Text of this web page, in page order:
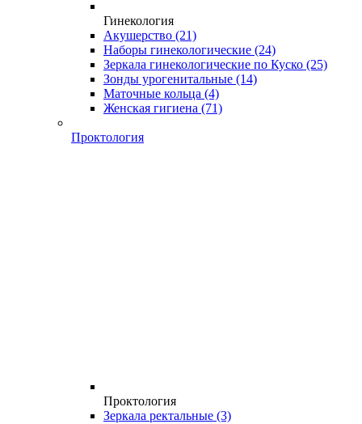
Гинекология
Акушерство (21)
Наборы гинекологические (24)
Зеркала гинекологические по Куско (25)
Зонды урогенитальные (14)
Маточные кольца (4)
Женская гигиена (71)
Проктология
Проктология
Зеркала ректальные (3)